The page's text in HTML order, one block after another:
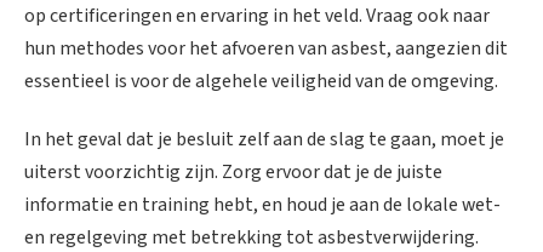
op certificeringen en ervaring in het veld. Vraag ook naar
hun methodes voor het afvoeren van asbest, aangezien dit
essentieel is voor de algehele veiligheid van de omgeving.
In het geval dat je besluit zelf aan de slag te gaan, moet je
uiterst voorzichtig zijn. Zorg ervoor dat je de juiste
informatie en training hebt, en houd je aan de lokale wet-
en regelgeving met betrekking tot asbestverwijdering.